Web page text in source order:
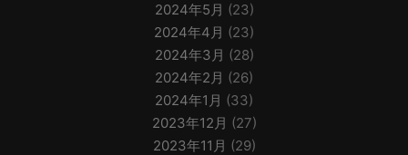
2024年5月 (23)
2024年4月 (23)
2024年3月 (28)
2024年2月 (26)
2024年1月 (33)
2023年12月 (27)
2023年11月 (29)